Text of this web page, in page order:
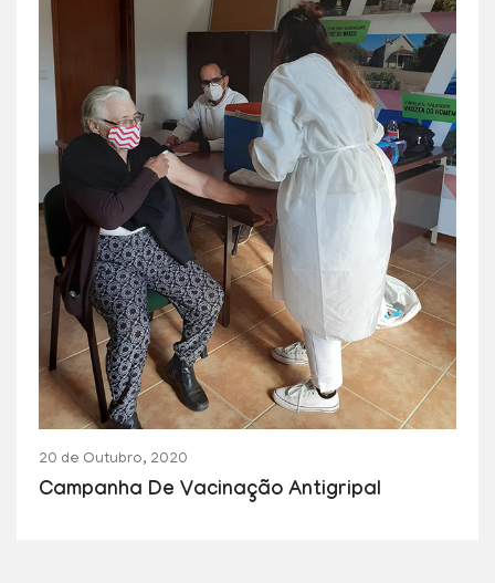
20 de Outubro, 2020
Campanha De Vacinação Antigripal